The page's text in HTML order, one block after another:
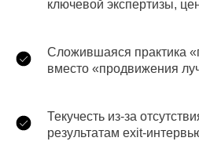
ключевой экспертизы,
Сложившаяся практика
вместо «продвижения
Текучесть из-за
результатам exit-